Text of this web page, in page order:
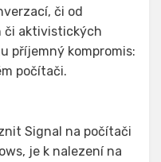
či od
či aktivistických
příjemný kompromis:
počítači.
Signal na počítači
je k nalezení na